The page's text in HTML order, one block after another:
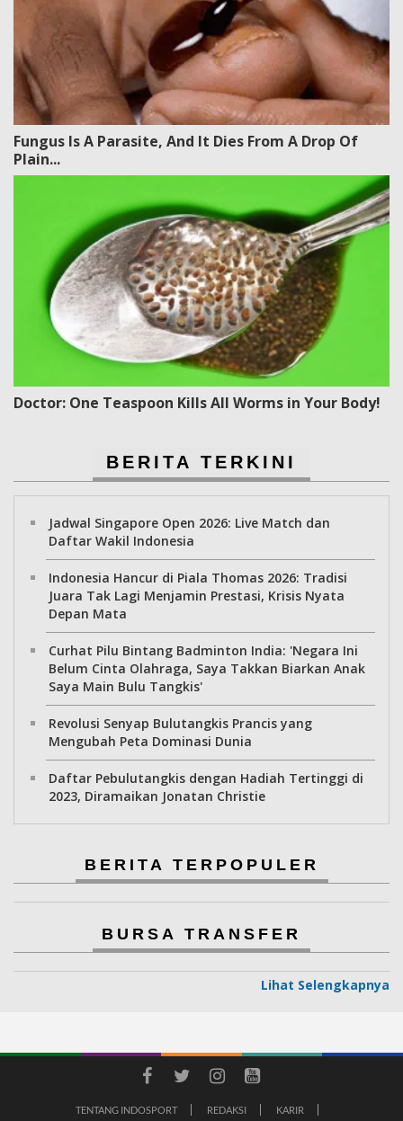
Fungus Is A Parasite, And It Dies From A Drop Of
Plain...
Doctor: One Teaspoon Kills All Worms in Your Body!
BERITA TERKINI
Jadwal Singapore Open 2026: Live Match dan
Daftar Wakil Indonesia
Indonesia Hancur di Piala Thomas 2026: Tradisi
Juara Tak Lagi Menjamin Prestasi, Krisis Nyata
Depan Mata
Curhat Pilu Bintang Badminton India: 'Negara Ini
Belum Cinta Olahraga, Saya Takkan Biarkan Anak
Saya Main Bulu Tangkis'
Revolusi Senyap Bulutangkis Prancis yang
Mengubah Peta Dominasi Dunia
Daftar Pebulutangkis dengan Hadiah Tertinggi di
2023, Diramaikan Jonatan Christie
BERITA TERPOPULER
BURSA TRANSFER
Lihat Selengkapnya
TENTANG INDOSPORT REDAKSI KARIR